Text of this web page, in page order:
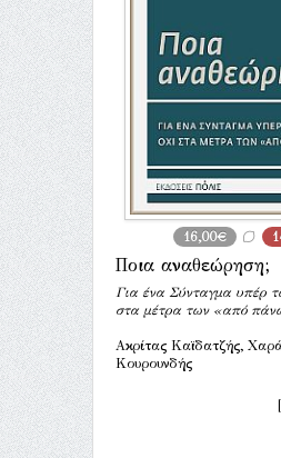
16,00€
Ποια αναθεώρηση;
Για ένα Σύνταγμα υπέρ
στα μέτρα των «από
Ακρίτας Καϊδατζής,
Κουρουνδής